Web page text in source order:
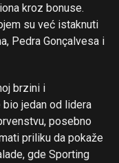
kroz bonuse.
su već istaknuti
Pedra Gonçalvesa i
brzini i
jedan od lidera
posebno
priliku da pokaže
gde Sporting